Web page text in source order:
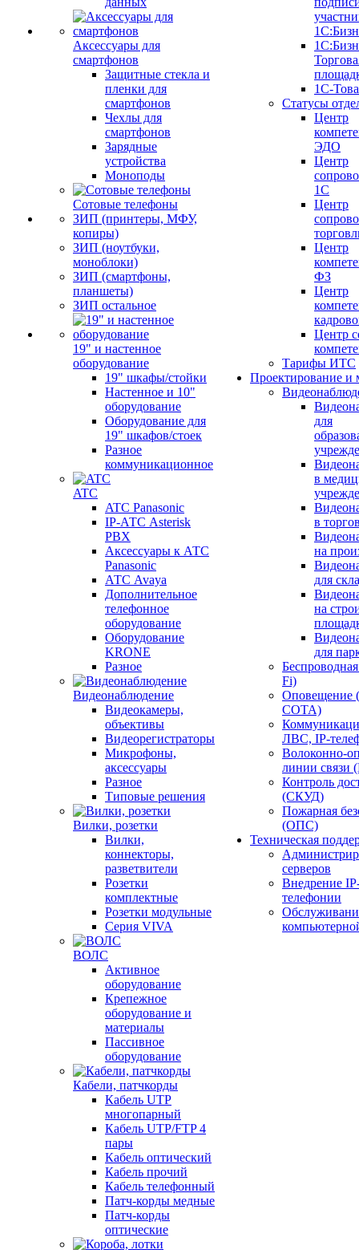
Аксессуары для
смартфонов
Защитные стекла и
пленки для
смартфонов
Чехлы для
смартфонов
Зарядные
устройства
Моноподы
Сотовые телефоны
ЗИП (принтеры, МФУ,
копиры)
ЗИП (ноутбуки,
моноблоки)
ЗИП (смартфоны,
планшеты)
ЗИП остальное
19" и настенное
оборудование
19" шкафы/стойки
Настенное и 10"
оборудование
Оборудование для
19" шкафов/стоек
Разное
коммуникационное
ATC
ATC Panasonic
IP-АТС Asterisk
PBX
Аксессуары к АТС
Panasonic
АТС Avaya
Дополнительное
телефонное
оборудование
Оборудование
KRONE
Разное
Видеонаблюдение
Видеокамеры,
объективы
Видеорегистраторы
Микрофоны,
аксессуары
Разное
Типовые решения
Вилки, розетки
Вилки,
коннекторы,
разветвители
Розетки
комплектные
Розетки модульные
Серия VIVA
ВОЛС
Активное
оборудование
Крепежное
оборудование и
материалы
Пассивное
оборудование
Кабели, патчкорды
Кабель UTP
многопарный
Кабель UTP/FTP 4
пары
Кабель оптический
Кабель прочий
Кабель телефонный
Патч-корды медные
Патч-корды
оптические
1С-
Статусы
Центр
ЭДО
Центр
1С
Центр
Центр
ФЗ
Центр
Центр
Тарифы ИТС
Проектирование и
для
в
в
на
для
на
для
Fi)
СОТА)
ЛВС, IP-
Волоконно-
линии
Контроль
(СКУД)
Пожарная
(ОПС)
Техническая
серверов
Внедрение
телефонии